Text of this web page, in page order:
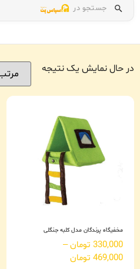
جستجو در
در حال نمایش یک نتیجه
مخفیگاه پرندگان مدل کلبه جنگلی
330,000 تومان–
469,000 تومان